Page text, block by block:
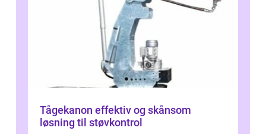
Tågekanon effektiv og skånsom
løsning til støvkontrol